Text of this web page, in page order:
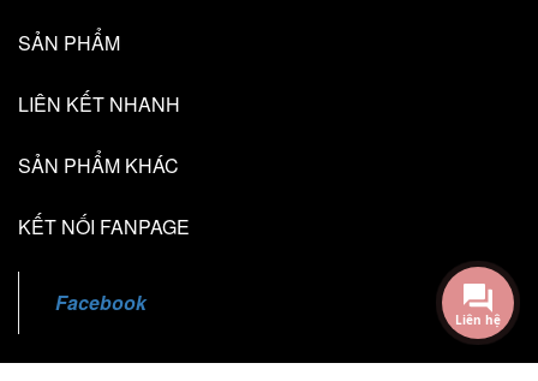
SẢN PHẨM
LIÊN KẾT NHANH
SẢN PHẨM KHÁC
KẾT NỐI FANPAGE
Liên hệ